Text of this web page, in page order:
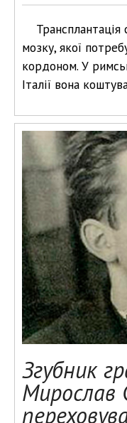
Трансплантація
мозку, якої
кордоном. У
Італії вона
Згубник
Мирослав